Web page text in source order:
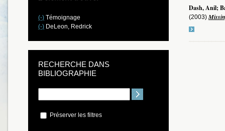
Dash, Anil;
(2003)
(-) Témoignage
(-) DeLeon, Redrick
RECHERCHE DANS
BIBLIOGRAPHIE
Préserver les filtres